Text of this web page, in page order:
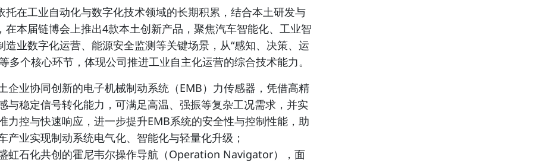
托在工业自动化与数字化技术领域的长期积累，结合本土研发与
在本届链博会上推出4款本土创新产品，聚焦汽车智能化、工业智
造业数字化运营、能源安全监测等关键场景，从“感知、决策、运
多个核心环节，体现公司推进工业自主化运营的综合技术能力。
企业协同创新的电子机械制动系统（EMB）力传感器，凭借高精
与稳定信号转化能力，可满足高温、强振等复杂工况需求，并实
力控与快速响应，进一步提升EMB系统的安全性与控制性能，助
产业实现制动系统电气化、智能化与轻量化升级；
虹石化共创的霍尼韦尔操作导航（Operation Navigator），面